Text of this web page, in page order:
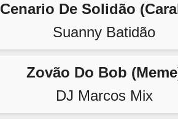
Cenario De Solidão
Suanny Batidão
Zovão Do Bob
DJ Marcos Mix